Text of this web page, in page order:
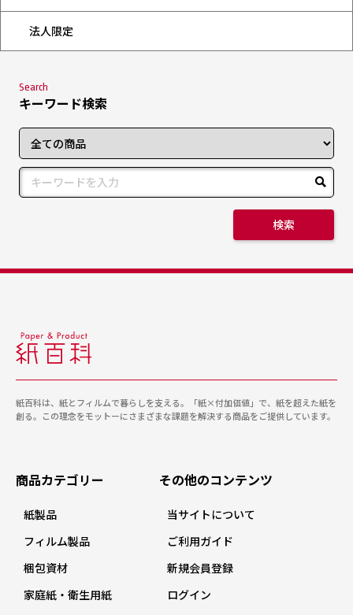
法人限定
Search
キーワード検索
検索
紙百科は、紙とフィルムで暮らしを支える。「紙×付加価値」で、紙を超えた紙を
創る。この理念をモットーにさまざまな課題を解決する商品をご提供しています。
商品カテゴリー
紙製品
フィルム製品
梱包資材
家庭紙・衛生用紙
その他のコンテンツ
当サイトについて
ご利用ガイド
新規会員登録
ログイン